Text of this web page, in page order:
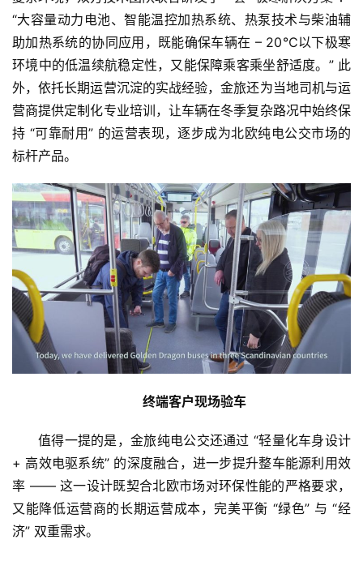
“大容量动力电池、智能温控加热系统、热泵技术与柴油辅
助加热系统的协同应用，既能确保车辆在 – 20℃以下极寒
环境中的低温续航稳定性，又能保障乘客乘坐舒适度。” 此
外，依托长期运营沉淀的实战经验，金旅还为当地司机与运
营商提供定制化专业培训，让车辆在冬季复杂路况中始终保
持 “可靠耐用” 的运营表现，逐步成为北欧纯电公交市场的
标杆产品。
终端客户现场验车
值得一提的是，金旅纯电公交还通过 “轻量化车身设计
+ 高效电驱系统” 的深度融合，进一步提升整车能源利用效
率 —— 这一设计既契合北欧市场对环保性能的严格要求，
又能降低运营商的长期运营成本，完美平衡 “绿色” 与 “经
济” 双重需求。